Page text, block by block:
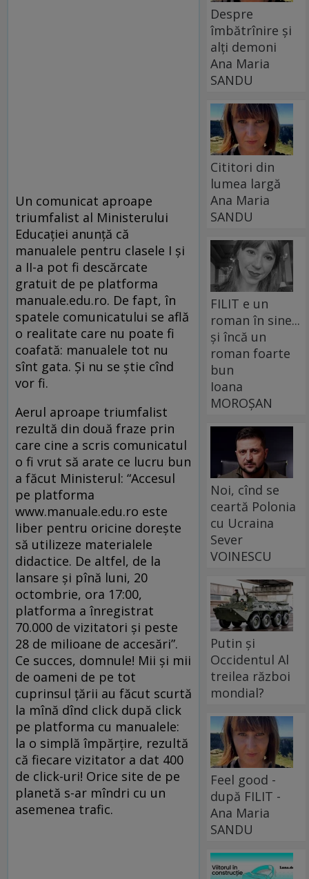
Un comunicat aproape
triumfalist al Ministerului
Educaţiei anunţă că
manualele pentru clasele I şi
a II-a pot fi descărcate
gratuit de pe platforma
manuale.edu.ro. De fapt, în
spatele comunicatului se află
o realitate care nu poate fi
coafată: manualele tot nu
sînt gata. Şi nu se ştie cînd
vor fi.
Aerul aproape triumfalist
rezultă din două fraze prin
care cine a scris comunicatul
o fi vrut să arate ce lucru bun
a făcut Ministerul: “Accesul
pe platforma
www.manuale.edu.ro este
liber pentru oricine doreşte
să utilizeze materialele
didactice. De altfel, de la
lansare şi pînă luni, 20
octombrie, ora 17:00,
platforma a înregistrat
70.000 de vizitatori şi peste
28 de milioane de accesări”.
Ce succes, domnule! Mii şi mii
de oameni de pe tot
cuprinsul ţării au făcut scurtă
la mînă dînd click după click
pe platforma cu manualele:
la o simplă împărţire, rezultă
că fiecare vizitator a dat 400
de click-uri! Orice site de pe
planetă s-ar mîndri cu un
asemenea trafic.
Despre
îmbătrînire și
alți demoni
Ana Maria
SANDU
Cititori din
lumea largă
Ana Maria
SANDU
FILIT e un
roman în sine...
și încă un
roman foarte
bun
Ioana
MOROȘAN
Noi, cînd se
ceartă Polonia
cu Ucraina
Sever
VOINESCU
Putin și
Occidentul Al
treilea război
mondial?
Feel good -
după FILIT -
Ana Maria
SANDU